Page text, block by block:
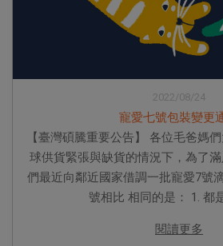
2022/08/24
寵愛七號包裝變更
【臺灣碩騰重要公告】 各位毛爸媽
球供貨緊張與缺貨的情況下，為了
們最近向鄰近國家借調一批寵愛7號
號相比 相同的是： 1. 都
閱讀更多